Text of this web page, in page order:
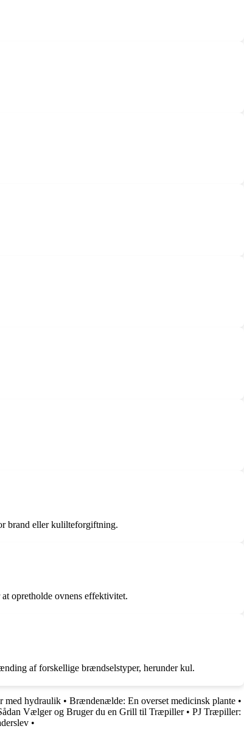
brand eller kulilteforgiftning.
opretholde ovnens effektivitet.
af forskellige brændselstyper, herunder kul.
med hydraulik • Brændenælde: En overset medicinsk plante •
Vælger og Bruger du en Grill til Træpiller• PJ Træpiller:
•